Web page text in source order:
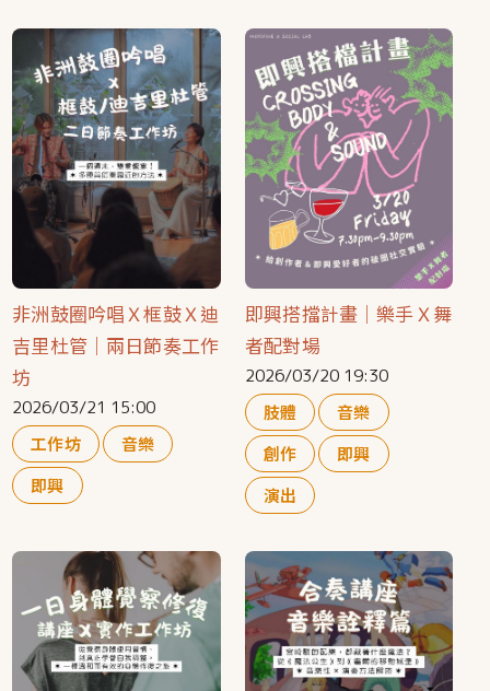
非洲鼓圈吟唱Ｘ框鼓Ｘ迪
吉里杜管｜兩日節奏工作
坊
2026/03/21 15:00
工作坊
音樂
即興
即興搭擋計畫｜樂手Ｘ舞
者配對場
2026/03/20 19:30
肢體
音樂
創作
即興
演出